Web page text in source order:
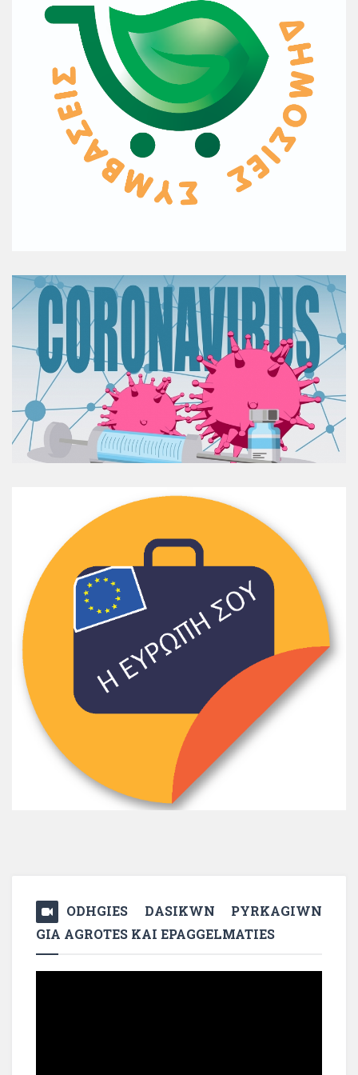
ODHGIES DASIKWN PYRKAGIWN
GIA AGROTES KAI EPAGGELMATIES